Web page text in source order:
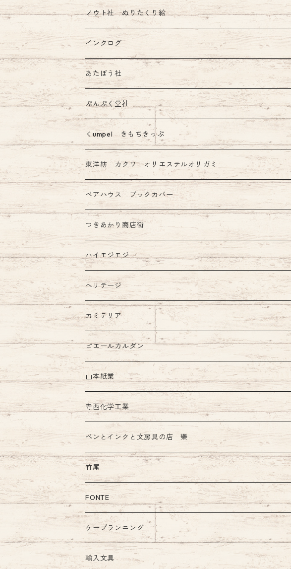
ノウト社 ぬりたくり絵
インクログ
あたぼう社
飾り原稿用紙
その他 あたぼう社製品
ぷんぷく堂社
限定 mizutama+ぷんぷく堂コラボ商品
Ｋumpel きもちきっぷ
きもちふせん
東洋紡 カクワ オリエステルオリガミ
ベアハウス ブックカバー
つきあかり商店街
ハイモジモジ
ヘリテージ
カミテリア
ピエールカルダン
インク
ガラスペン
山本紙業
寺西化学工業
ペンとインクと文房具の店 樂
竹尾
FONTE
ケープランニング
輸入文具